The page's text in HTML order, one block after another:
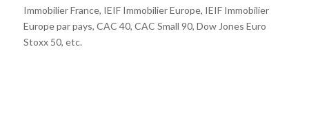
Immobilier France, IEIF Immobilier Europe, IEIF Immobilier
Europe par pays, CAC 40, CAC Small 90, Dow Jones Euro
Stoxx 50, etc.